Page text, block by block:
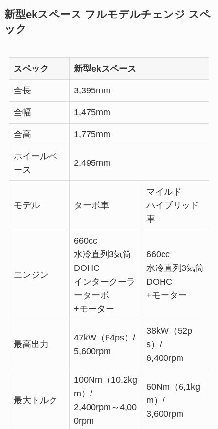
新型ekスペース フルモデルチェンジ スペ
ック
スペック 新型ekスペース
全長 3,395mm
全幅 1,475mm
全高 1,775mm
ホイールベ
ース
2,495mm
モデル ターボ車
マイルド
ハイブリッド
車
エンジン
660cc
水冷直列3気筒
DOHC
インタークーラ
ーターボ
+モーター
660cc
水冷直列3気筒
DOHC
+モーター
最高出力
47kW（64ps）/
5,600rpm
38kW（52p
s）/
6,400rpm
最大トルク
100Nm（10.2kg
m）/
2,400rpm～4,00
0rpm
60Nm（6,1kg
m）/
3,600rpm